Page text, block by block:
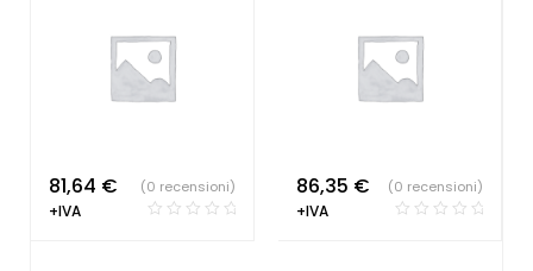
81,64 €
+IVA
(0 recensioni) 86,35 €
+IVA
(0 recensioni)